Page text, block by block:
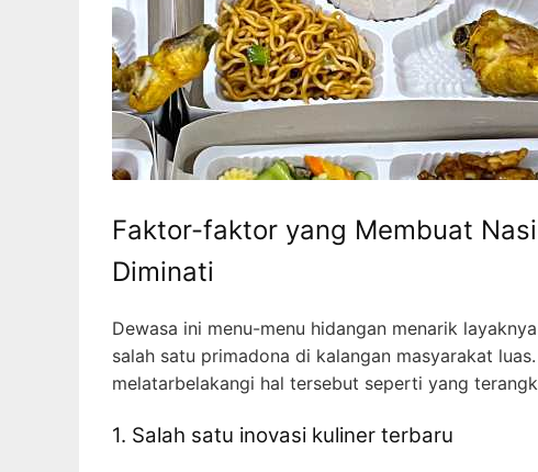
Faktor-faktor yang Membuat
Diminati
Dewasa ini menu-menu hidangan menarik
salah satu primadona di kalangan masyarakat
melatarbelakangi hal tersebut seperti yang
1. Salah satu inovasi kuliner terbaru